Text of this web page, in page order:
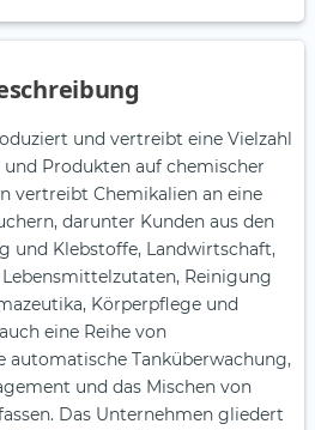
und vertreibt eine Vielzahl
Produkten auf chemischer
vertreibt Chemikalien an eine
darunter Kunden aus den
und Klebstoffe, Landwirtschaft,
Reinigung
Körperpflege und
eine Reihe von
automatische Tanküberwachung,
und das Mischen von
Das Unternehmen gliedert